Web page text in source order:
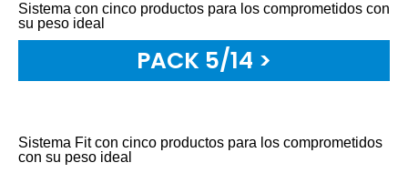
Sistema con cinco productos para los comprometidos con
su peso ideal
PACK 5/14 >
Sistema Fit con cinco productos para los comprometidos
con su peso ideal